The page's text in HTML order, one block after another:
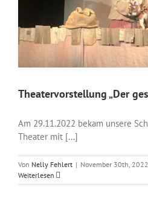
Theatervorstellung „Der
Am 29.11.2022 bekam unsere
Theater mit [...]
Von Nelly Fehlert | November 30th, 2022
Weiterlesen